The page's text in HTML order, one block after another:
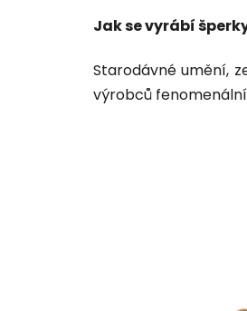
Jak se vyrábí
Starodávné umění,
výrobců